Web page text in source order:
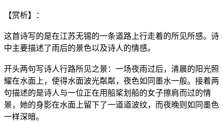
【赏析】：
这首诗写的是在江苏无锡的一条道路上行走着的所见所感。诗
中主要描述了雨后的景色以及诗人的情感。
开头两句写诗人行路所见之景：一场夜雨过后，清晨的阳光照
耀在水面上，使得水面波光粼粼，夜色如同墨水一般。接着两
句描述的是诗人与一位正在用船桨划船的女子擦肩而过的情
景，她的身影在水面上留下了一道道波纹，而夜晚则如同墨色
一样深暗。